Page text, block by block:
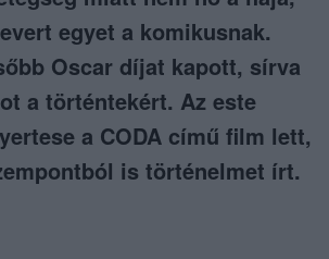
egyet a komikusnak.
Oscar díjat kapott, sírva
a történtekért. Az este
a CODA című film lett,
is történelmet írt.